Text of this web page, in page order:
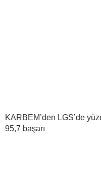
KARBEM’den LGS’de
95,7 başarı